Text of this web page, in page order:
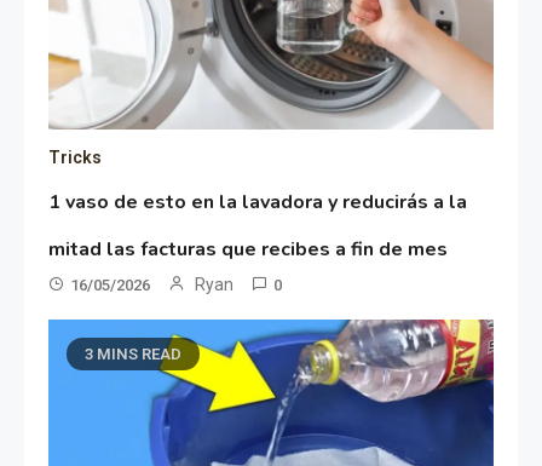
Tricks
1 vaso de esto en la lavadora y reducirás a la
mitad las facturas que recibes a fin de mes
16/05/2026 Ryan 0
3 MINS READ